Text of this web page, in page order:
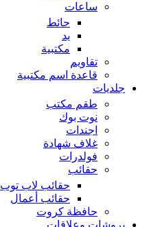
ساعات
حائط
يد
مكتبية
تقاويم
قاعدة اسم مكتبية
جلديات
طقم مكتب
نوت بوك
اجندات
غلاف شهادة
فولدرات
حقائب
حقائب لاب توب
حقائب أعمال
حافظة كروت
بروشات وعلاقات